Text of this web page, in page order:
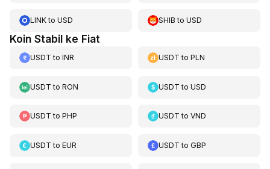
LINKto USD SHIB toUSD
Koin Stabil ke Fiat
USDT to INR USDT toPLN
USDT to RON USDT toUSD
USDT to PHP USDT toVND
USDT to EUR USDT toGBP